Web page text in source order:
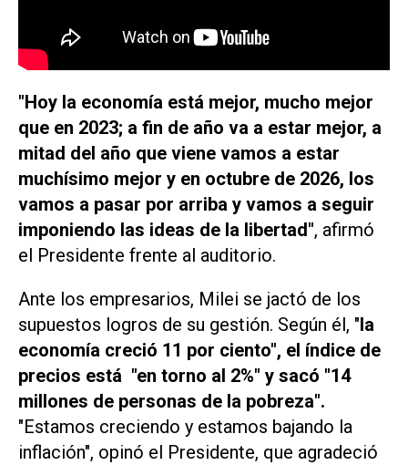
"Hoy la economía está mejor, mucho mejor
que en 2023; a fin de año va a estar mejor, a
mitad del año que viene vamos a estar
muchísimo mejor y en octubre de 2026, los
vamos a pasar por arriba y vamos a seguir
imponiendo las ideas de la libertad", afirmó
el Presidente frente al auditorio.
Ante los empresarios, Milei se jactó de los
supuestos logros de su gestión. Según él, "la
economía creció 11 por ciento", el índice de
precios está "en torno al 2%" y sacó "14
millones de personas de la pobreza".
"Estamos creciendo y estamos bajando la
inflación", opinó el Presidente, que agradeció